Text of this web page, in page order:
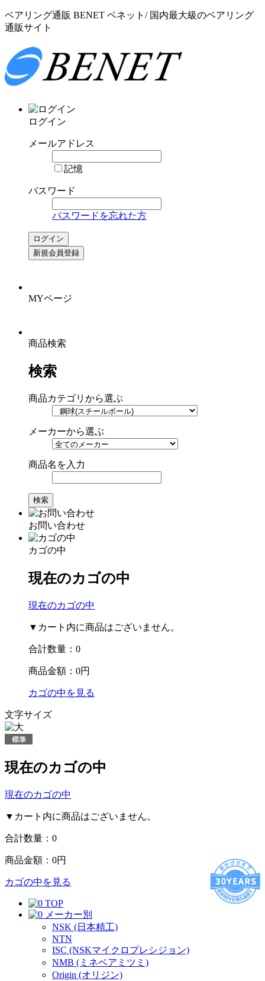
ベアリング通販 BENET ベネット/ 国内最大級のベアリング
通販サイト
ログイン
メールアドレス
記憶
パスワード
パスワードを忘れた方
MYページ
商品検索
検索
商品カテゴリから選ぶ
メーカーから選ぶ
商品名を入力
お問い合わせ
カゴの中
現在のカゴの中
現在のカゴの中
▼カート内に商品はございません。
合計数量： 0
商品金額： 0円
カゴの中を見る
文字サイズ
現在のカゴの中
現在のカゴの中
▼カート内に商品はございません。
合計数量： 0
商品金額： 0円
カゴの中を見る
TOP
メーカー別
NSK (日本精工)
NTN
ISC (NSKマイクロプレシジョン)
NMB (ミネベアミツミ)
Origin (オリジン)